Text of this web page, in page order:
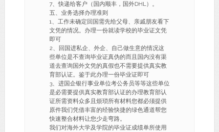
7、快递给客户（国内顺丰，国外DHL）。
五、业务选择办理准则
1、工作未确定回国需先给父母、亲戚朋友看下
文凭的情况。办理一份就读学校的毕业证文凭
即可
2、回国进私企、外企、自己做生意的情况这
些单位是不查询毕业证真伪的而且国内没有渠
道去查询国外文凭的真假也不需要提供真实教
育部认证。鉴于此办理一份毕业证即可
3、进国企银行事业单位考公务员等等这些单位
是必需要提供真实教育部认证的办理教育部认
证所需资料众多且烦琐所有材料您都必须提供
原件我们凭借丰富的经验快捷的绿色通道帮您
快速整合材料让您少走弯路。
我们对海外大学及学院的毕业证成绩单所使用